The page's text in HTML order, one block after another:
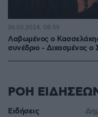
Λαβωμένος ο
συνέδριο - Διχασμένος ο
26.02.2024, 08:59
ΡΟΗ
Ειδήσεις